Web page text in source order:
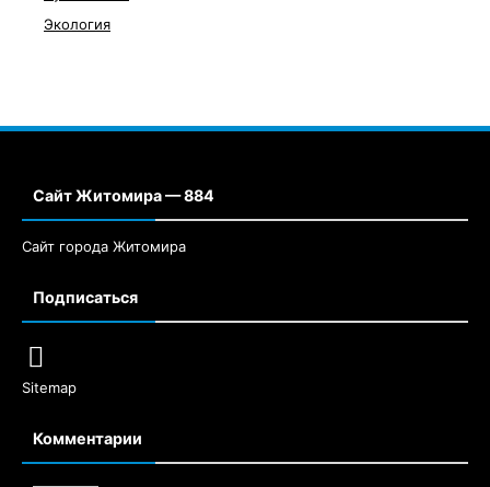
Экология
Сайт Житомира — 884
Сайт города Житомира
Подписаться
Sitemap
Комментарии